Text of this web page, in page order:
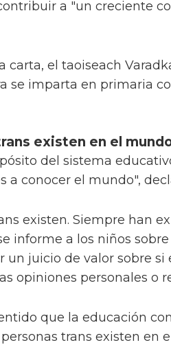
a "un creciente
carta, el taoiseach
se imparta en primaria
existen en el
del sistema
a conocer el mundo",
existen. Siempre han
informe a los niños
un juicio de valor sobre si
opiniones personales o
que la educación
trans existen en